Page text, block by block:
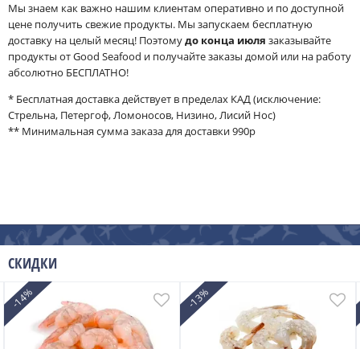
Мы знаем как важно нашим клиентам оперативно и по доступной
цене получить свежие продукты. Мы запускаем бесплатную
доставку на целый месяц! Поэтомудо конца июля заказывайте
продукты от Good Seafood и получайте заказы домой или на работу
абсолютно БЕСПЛАТНО!
* Бесплатная доставка действует в пределах КАД (исключение:
Стрельна, Петергоф, Ломоносов, Низино, Лисий Нос)
** Минимальная сумма заказа для доставки 990р
СКИДКИ
-14% -13%